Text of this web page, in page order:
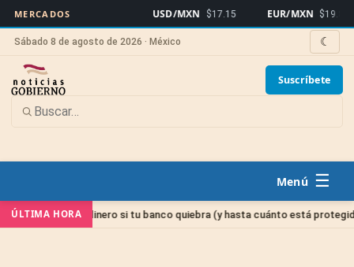
MERCADOS USD/MXN $17.15 EUR/MXN $19.81
Sábado 8 de agosto de 2026 · México ☾
Suscríbete
☰
ÚLTIMA HORA
tu dinero si tu banco quiebra (y hasta cuánto está protegido)